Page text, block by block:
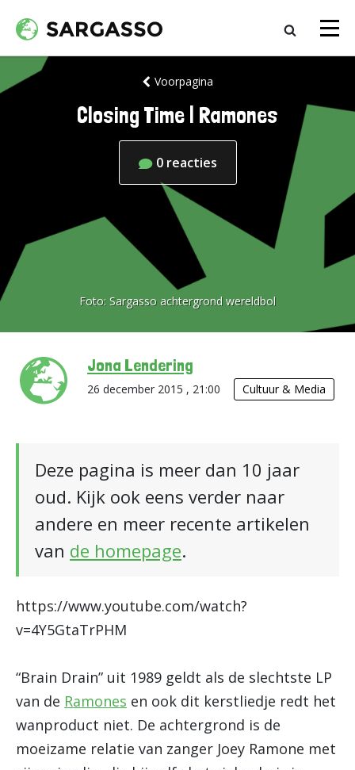
Voorpagina
Closing Time | Ramones
0 reacties
Foto: Sargasso achtergrond wereldbol
Jona Lendering
26 december 2015 , 21:00 Cultuur & Media
Deze pagina is meer dan 10 jaar
oud. Kijk ook eens verder naar
andere en meer recente artikelen
van de homepage.
https://www.youtube.com/watch?
v=4Y5GtaTrPHM
“Brain Drain” uit 1989 geldt als de slechtste LP
van de Ramones en ook dit kerstliedje redt het
wanproduct niet. De achtergrond is de
moeizame relatie van zanger Joey Ramone met